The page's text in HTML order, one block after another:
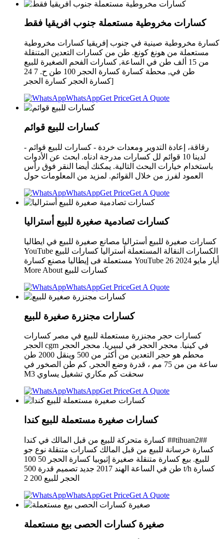
كسارات مخروطية مستعملة جنوب افريقيا فقط
كسارة مخروطية صينية في جنوب إفريقيا كسارات مخروطية
مستعملة من هونغ كونغ. طن من كسارات التعدين المتنقلة
من 15 ألف طن في الساعة, كسارات الفحم الصغيرة للبيع
طن في, محطة كسارة كسارة الحجر 100 طن ح. 7 24
[كسارة الحجر كسارة الحجر
WhatsAppGet PriceGet A Quote
كسارات للبيع قوائم
رقاقة، إعادة التدوير ومعدات خردة - كسارات للبيع قوائم -
لدينا 10 قوائم لل كسارات مدرجة ادناه. ابحث عن الأدوات
باستخدام خيارات البحث التالية. يمكنك أيضا النقر فوق رأس
العمود لفرز من خلال القوائم. لمزيد من المعلومات حول
WhatsAppGet PriceGet A Quote
كسارات تصادمية صغيرة للبيع أستراليا
كسارات صغيرة للبيع أستراليا ‫مصانع صغيرة للبيع في ايطاليا‬‎
YouTube الكسارات النقالة المستعملة أستراليا كسارات للبيع
مستعملة فى إيطاليا مصنع كسارة YouTube 26 أيار مايو 2024
More About كسارات للبيع
WhatsAppGet PriceGet A Quote
كسارات مجنزرة صغيرة للبيع
كسارات حجر مجنزرة مستعملة للبيع في مصر كسارات
الحجر cgm في كينيا. محجر الحجر في ليبيريا. محجر الحجر
محطم هو حجر التعدين من أكثر من 500 وينقل 2000 طن
ساعة من من 75 مم ، قدرة وضع الحجر, كم طن الصخور في
M3 سحقت كم مكاري تشغيل يساوي
WhatsAppGet PriceGet A Quote
كسارات صغيرة مستعملة للبيع كندا
كسارة متحركة للبيع من قبل المالك في كندا ##tihuan2##
كسارة خرسانة للبيع من قبل المالك كسارات متنقلة نوع جو
للبيع. بيع كسارة متنقلة صغيرة إثيوبيا كسارة الحجر 50 100
طن في الساعة الهند 2017 جديد تصميم قدرة 500 t/h كسارة
الحجر للبيع 200 2
WhatsAppGet PriceGet A Quote
صغيرة كسارات الحصى بيع مستعملة